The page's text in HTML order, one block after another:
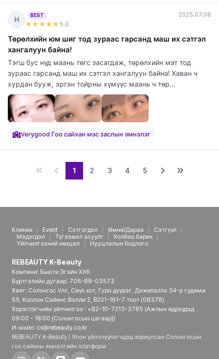
Н
BEST
★★★★★ 5.0
2025.07.08
Төрөлхийн юм шиг тод зураас гарсанд маш их сэтгэл
хангалуун байна!
Тэгш бус нүд маань төгс засагдаж, төрөлхийн мэт тод
зураас гарсанд маш их сэтгэл хангалуун байна! Хаван ч
хурдан бууж, эргэн тойрны хүмүүс маань ч төр...
Verygood Гоо сайхан мэс заслын эмнэлэг
1 2 3 4 5
Клиник Event Сэтгэгдэл Өмнө/Дараа
Сэтгүүл
Мэдэгдэл
Түгээмэл асуулт
Холбоо барих
Үйлчилгээний нөхцөл
Нууцлалын бодлого
REBEAUTY K-Beauty
Компани: Бьюти Эгэйн ХХК
Бүртгэлийн дугаар: 706-88-03573
Хаяг: Солонгос Улс, Сөүл хот, Гуро дүүрэг, Дижиталло 34-р гудамж
55, Коолон Сайенс Вэлли 2, B201-161-7 тоот (08378)
Хэрэглэгчийн үйлчилгээ : +82-10-7213-3785 (Ажлын өдрүүдэд
09:00 - 18:00 (Солонгосын цагаар))
И-мэйл: cs@rebeauty.co.kr
REBEAUTY K-Beauty | Япон үйлчлүүлэгчдэд зориулсан Солонгосын
гоо сайхны эмнэлгийн платформ